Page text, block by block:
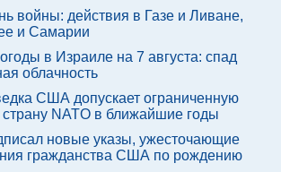
войны: действия в Газе и Ливане,
и Самарии
в Израиле на 7 августа: спад
облачность
США допускает ограниченную
страну NATO в ближайшие годы
новые указы, ужесточающие
гражданства США по рождению